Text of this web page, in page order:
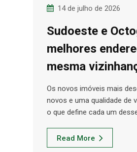
14 de julho de 2026
Sudoeste e
melhores
mesma
Os novos imóveis mais
novos e uma qualidade de
o que define cada um
Read More